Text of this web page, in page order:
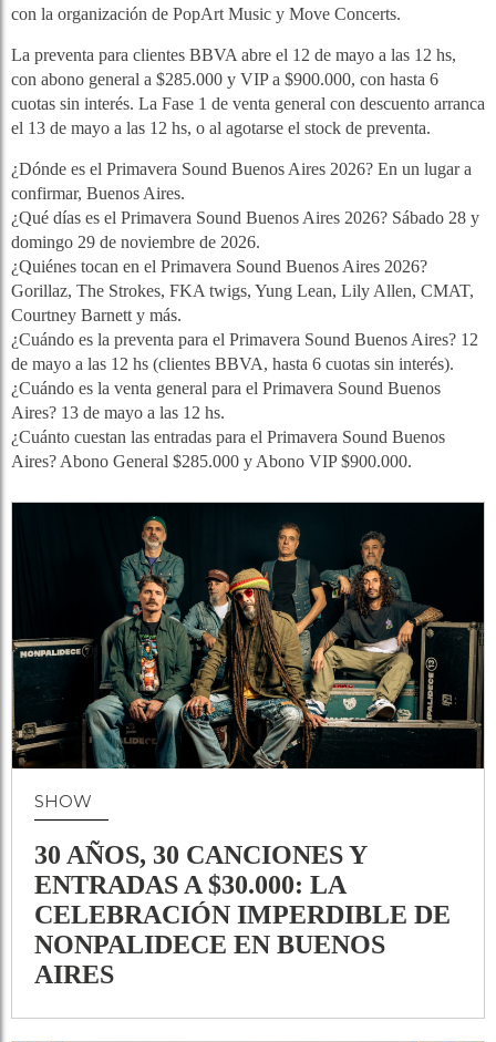
con la organización de PopArt Music y Move Concerts.
La preventa para clientes BBVA abre el 12 de mayo a las 12 hs,
con abono general a $285.000 y VIP a $900.000, con hasta 6
cuotas sin interés. La Fase 1 de venta general con descuento arranca
el 13 de mayo a las 12 hs, o al agotarse el stock de preventa.
¿Dónde es el Primavera Sound Buenos Aires 2026? En un lugar a
confirmar, Buenos Aires.
¿Qué días es el Primavera Sound Buenos Aires 2026? Sábado 28 y
domingo 29 de noviembre de 2026.
¿Quiénes tocan en el Primavera Sound Buenos Aires 2026?
Gorillaz, The Strokes, FKA twigs, Yung Lean, Lily Allen, CMAT,
Courtney Barnett y más.
¿Cuándo es la preventa para el Primavera Sound Buenos Aires? 12
de mayo a las 12 hs (clientes BBVA, hasta 6 cuotas sin interés).
¿Cuándo es la venta general para el Primavera Sound Buenos
Aires? 13 de mayo a las 12 hs.
¿Cuánto cuestan las entradas para el Primavera Sound Buenos
Aires? Abono General $285.000 y Abono VIP $900.000.
SHOW
30 AÑOS, 30 CANCIONES Y
ENTRADAS A $30.000: LA
CELEBRACIÓN IMPERDIBLE DE
NONPALIDECE EN BUENOS
AIRES